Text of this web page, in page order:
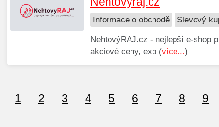
Informace o obchodě Slevový
NehtovýRAJ.cz - nejlepší e-shop
akciové ceny, exp (více...)
1 2 3 4 5 6 7 8 9